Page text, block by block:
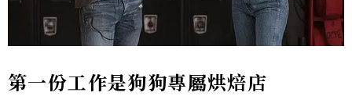
第一份工作是狗狗專屬烘焙店